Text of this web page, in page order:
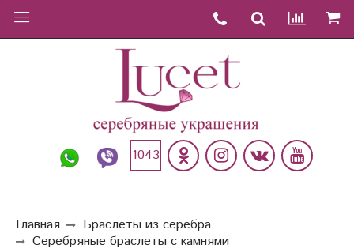
1043
Главная
Браслеты из серебра
Серебряные браслеты с камнями